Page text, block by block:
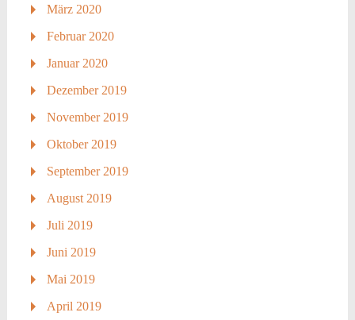
März 2020
Februar 2020
Januar 2020
Dezember 2019
November 2019
Oktober 2019
September 2019
August 2019
Juli 2019
Juni 2019
Mai 2019
April 2019